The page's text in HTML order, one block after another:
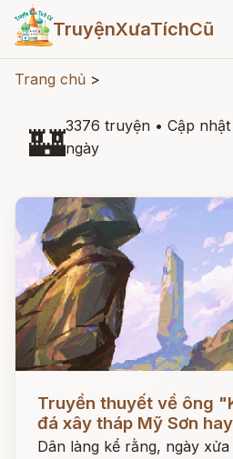
TruyệnXưaTíchCũ
Trang chủ >
🏰3376 truyện • Cập
ngày
Đọc ngay
Truyền thuyết về ông
đá xây tháp Mỹ Sơn
Dân làng kể rằng, ngày